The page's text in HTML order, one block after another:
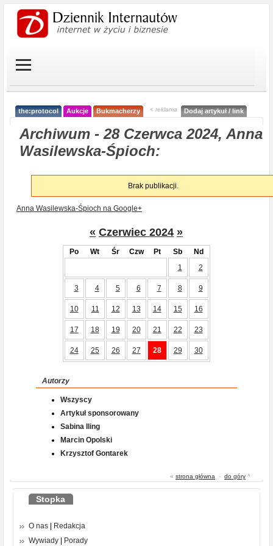
the:protocol Aukcje Bukmacherzy < reklama Dodaj artykuł / link
Archiwum - 28 Czerwca 2024, Anna
Wasilewska-Śpioch:
Brak publikacji.
Anna Wasilewska-Śpioch na Google+
« Czerwiec 2024 »
Po Wt Śr Czw Pt Sb
Nd
1
2
3 4 5 6 7 8 9
10 11 12 13 14 15 16
17 18 19 20 21 22 23
24 25 26 27 28 29 30
Autorzy
Wszyscy
Artykuł sponsorowany
Sabina Iling
Marcin Opolski
Krzysztof Gontarek
« strona główna - do góry ^
Stopka
O nas
Redakcja
Wywiady
Porady